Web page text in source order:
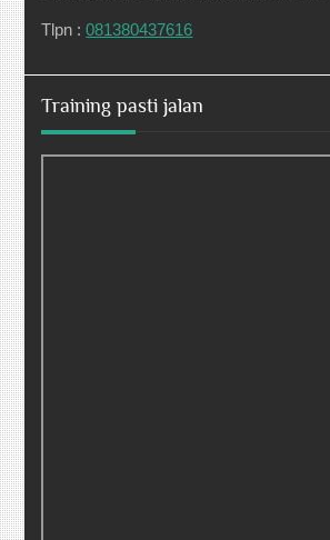
Tlpn :081380437616
Training pasti jalan